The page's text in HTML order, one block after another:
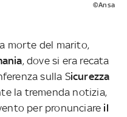
©Ansa
morte del marito,
, dove si era recata
sulla Sicurezza
la tremenda notizia,
per pronunciare il